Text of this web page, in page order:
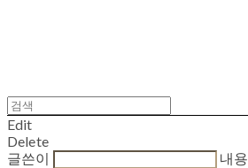
Edit
Delete
글쓴이
내용